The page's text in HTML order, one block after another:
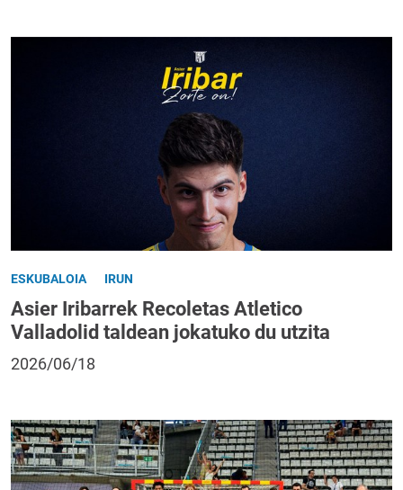
ESKUBALOIA IRUN
Asier Iribarrek Recoletas Atletico
Valladolid taldean jokatuko du utzita
2026/06/18